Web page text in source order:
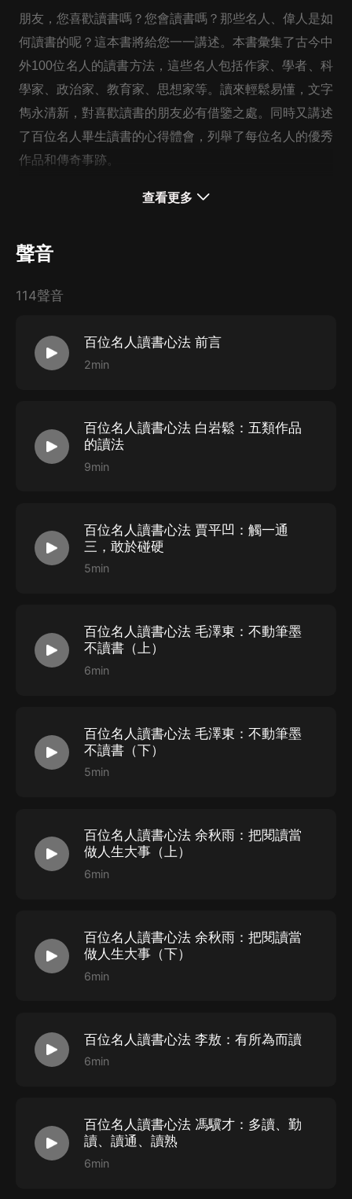
朋友，您喜歡讀書嗎？您會讀書嗎？那些名人、偉人是如
何讀書的呢？這本書將給您一一講述。本書彙集了古今中
外100位名人的讀書方法，這些名人包括作家、學者、科
學家、政治家、 教育家、思想家等。讀來輕鬆易懂，文字
雋永清新，對喜歡讀書的朋友必有借鑒之處。同時又講述
了百位名人畢生讀書的心得體會，列舉了每位名人的優秀
作品和傳奇事跡。
讓我們借著100位偉人、名人的讀書心法及經驗，審視自
重的腳步，重磅出擊！
循著先行者的腳印前進，我們可以走得更穩；悟透眾多智
望，人生的美好景致便儘收眼底！
查看更多
聲音
114聲音
百位名人讀書心法 前言
2min
百位名人讀書心法 白岩鬆：五類作品
的讀法
9min
百位名人讀書心法 賈平凹：觸一通
三，敢於碰硬
5min
百位名人讀書心法 毛澤東：不動筆墨
不讀書（上）
6min
百位名人讀書心法 毛澤東：不動筆墨
不讀書（下）
5min
百位名人讀書心法 余秋雨：把閱讀當
做人生大事（上）
6min
百位名人讀書心法 余秋雨：把閱讀當
做人生大事（下）
6min
百位名人讀書心法 李敖：有所為而讀
6min
百位名人讀書心法 馮驥才：多讀、勤
讀、讀通、讀熟
6min